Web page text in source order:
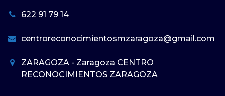
622 91 79 14
centroreconocimientosmzaragoza@gmail.com
ZARAGOZA - Zaragoza CENTRO
RECONOCIMIENTOS ZARAGOZA